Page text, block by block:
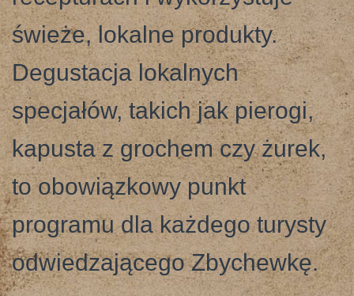
świeże, lokalne produkty.
Degustacja lokalnych
specjałów, takich jak pierogi,
kapusta z grochem czy żurek,
to obowiązkowy punkt
programu dla każdego turysty
odwiedzającego Zbychewkę.